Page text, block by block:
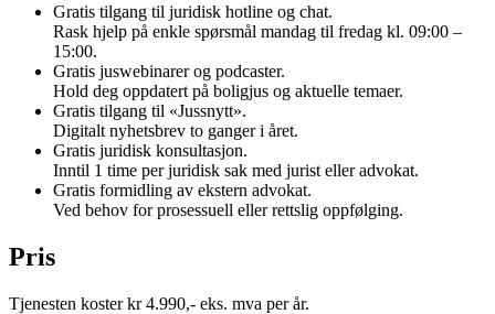
Gratis tilgang til juridisk hotline og chat.
Rask hjelp på enkle spørsmål mandag til fredag kl. 09:00 –
15:00.
Gratis juswebinarer og podcaster.
Hold deg oppdatert på boligjus og aktuelle temaer.
Gratis tilgang til «Jussnytt».
Digitalt nyhetsbrev to ganger i året.
Gratis juridisk konsultasjon.
Inntil 1 time per juridisk sak med jurist eller advokat.
Gratis formidling av ekstern advokat.
Ved behov for prosessuell eller rettslig oppfølging.
Pris
Tjenesten koster kr 4.990,- eks. mva per år.